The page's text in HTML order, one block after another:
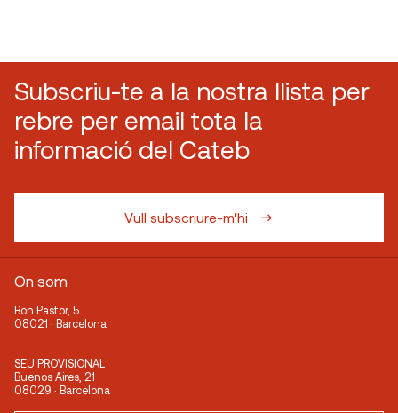
Subscriu-te a la nostra llista per
rebre per email tota la
informació del Cateb
Vull subscriure-m'hi
On som
Bon Pastor, 5
08021 · Barcelona
SEU PROVISIONAL
Buenos Aires, 21
08029 · Barcelona